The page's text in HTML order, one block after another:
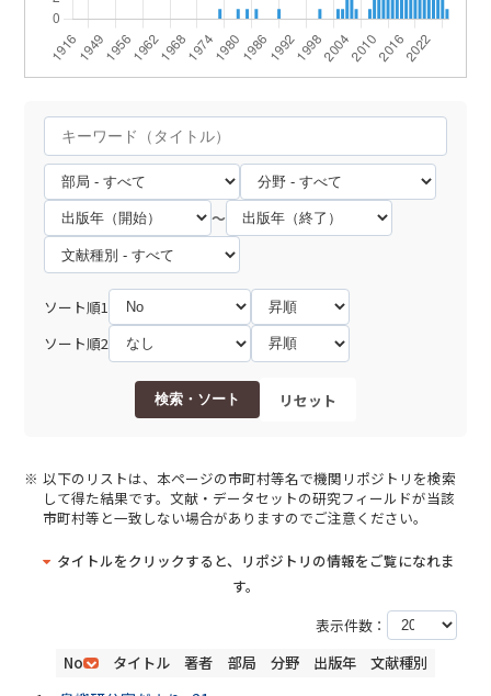
～
ソート順1
ソート順2
検索・ソート リセット
以下のリストは、本ページの市町村等名で機関リポジトリを検索
して得た結果です。文献・データセットの研究フィールドが当該
市町村等と一致しない場合がありますのでご注意ください。
タイトルをクリックすると、リポジトリの情報をご覧になれま
す。
表示件数：
No
タイトル 著者 部局 分野 出版年
文献種別